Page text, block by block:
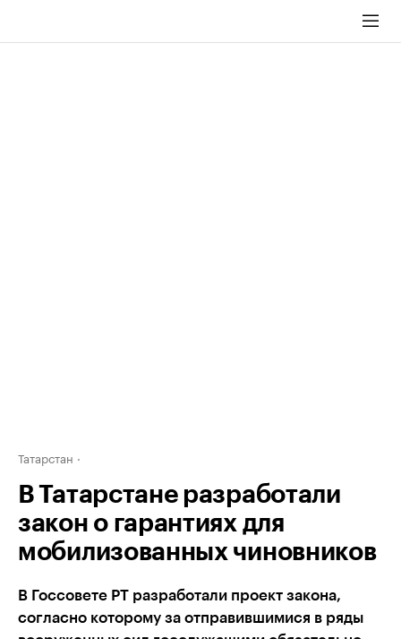
Татарстан
В Татарстане разработали
закон о гарантиях для
мобилизованных чиновников
В Госсовете РТ разработали проект закона,
согласно которому за отправившимися в ряды